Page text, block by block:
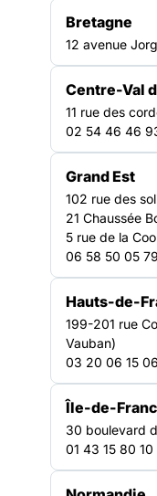
Le 9 décembre 2021,
secteurs social,
la Cité du Refuge,
l’Armée du Salut, à
organisée par la
France sur la
SANTÉ
ÎLE-DE-FRANCE
Bretagne
12 avenue
Centre-Val
11 rue des
02 54 46 46
Grand Est
102 rue des
21 Chaussée
5 rue de la
06 58 50 05 79
Hauts-de-
199-201 rue
Vauban)
03 20 06 15 06
Île-de-
30 boulevard
01 43 15 80 10